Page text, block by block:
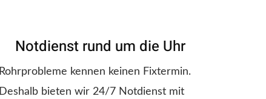
Notdienst rund um die Uhr
Rohrprobleme kennen keinen Fixtermin.
Deshalb bieten wir 24/7 Notdienst mit